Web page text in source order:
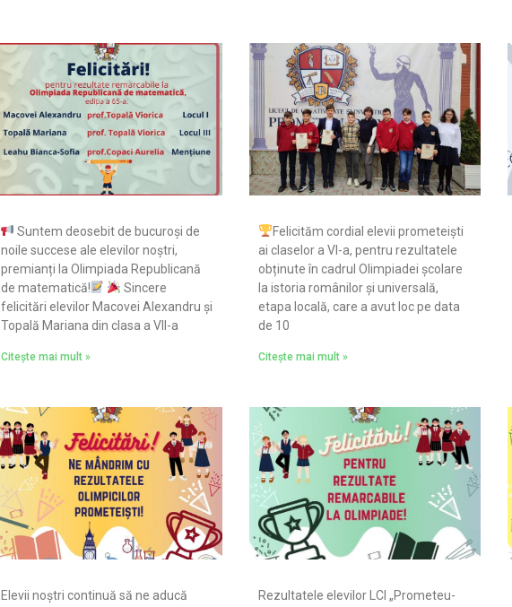
Suntem deosebit de bucuroși de
noile succese ale elevilor noștri,
premianți la Olimpiada Republicană
de matematică!
Sincere
felicitări elevilor Macovei Alexandru și
Topală Mariana din clasa a VII-a
Citește mai mult »
Felicităm cordial elevii prometeiști
ai claselor a VI-a, pentru rezultatele
obținute în cadrul Olimpiadei școlare
la istoria românilor și universală,
etapa locală, care a avut loc pe data
de 10
Citește mai mult »
Elevii noștri continuă să ne aducă
Rezultatele elevilor LCI „Prometeu-